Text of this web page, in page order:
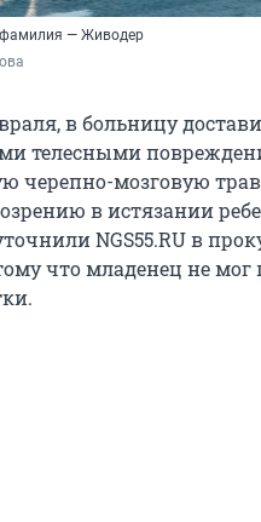
— Живодер
в больницу
телесными
черепно-мозговую
в истязании
NGS55.RU в
что младенец не